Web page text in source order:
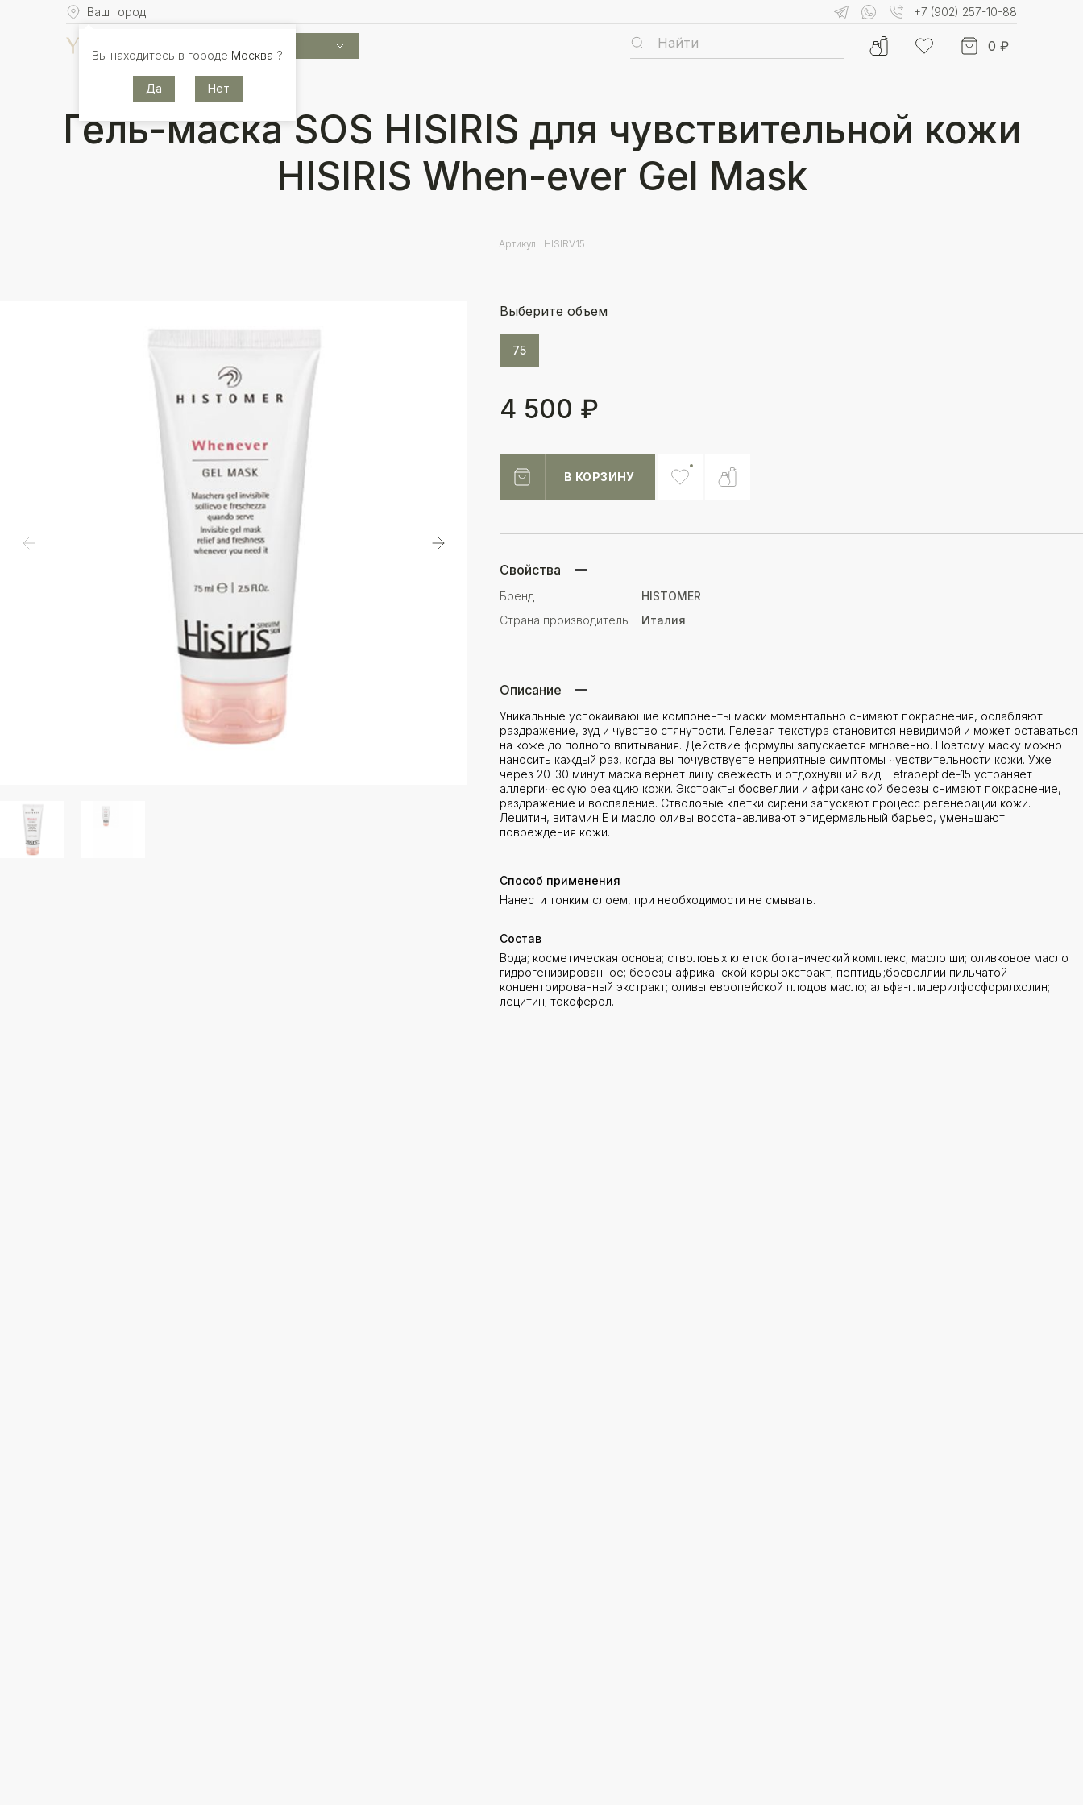
Ваш город
Вы находитесь в городе Москва ?
Да Нет
+7 (902) 257-10-88
0 ₽
Гель-маска SOS HISIRIS для чувствительной кожи
HISIRIS When-ever Gel Mask
Артикул HISIRV15
Выберите объем
75
4 500 ₽
В КОРЗИНУ
Свойства
Бренд
HISTOMER
Страна производитель
Италия
Описание
Уникальные успокаивающие компоненты маски моментально снимают покраснения, ослабляют
раздражение, зуд и чувство стянутости. Гелевая текстура становится невидимой и может оставаться
на коже до полного впитывания. Действие формулы запускается мгновенно. Поэтому маску можно
наносить каждый раз, когда вы почувствуете неприятные симптомы чувствительности кожи. Уже
через 20-30 минут маска вернет лицу свежесть и отдохнувший вид. Tetrapeptide-15 устраняет
аллергическую реакцию кожи. Экстракты босвеллии и африканской березы снимают покраснение,
раздражение и воспаление. Стволовые клетки сирени запускают процесс регенерации кожи.
Лецитин, витамин Е и масло оливы восстанавливают эпидермальный барьер, уменьшают
повреждения кожи.
Способ применения
Нанести тонким слоем, при необходимости не смывать.
Состав
Вода; косметическая основа; стволовых клеток ботанический комплекс; масло ши; оливковое масло
гидрогенизированное; березы африканской коры экстракт; пептиды;босвеллии пильчатой
концентрированный экстракт; оливы европейской плодов масло; альфа-глицерилфосфорилхолин;
лецитин; токоферол.